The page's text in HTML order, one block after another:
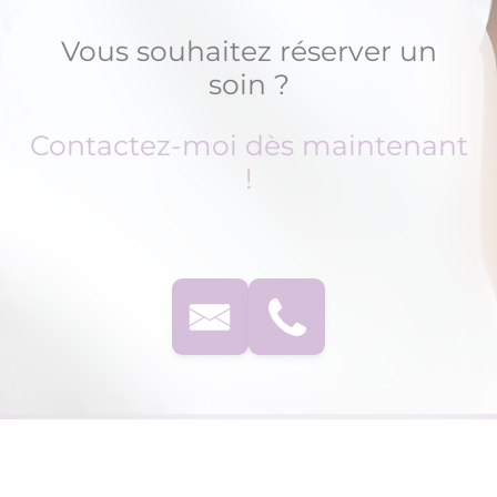
Vous souhaitez réserver un
soin ?
Contactez-moi dès maintenant
!